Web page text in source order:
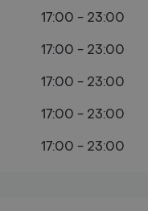
17:00 - 23:00
17:00 - 23:00
17:00 - 23:00
17:00 - 23:00
17:00 - 23:00